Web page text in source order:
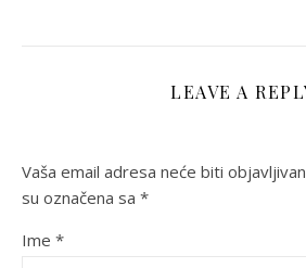
LEAVE A
Vaša email adresa neće biti
su označena sa *
Ime *